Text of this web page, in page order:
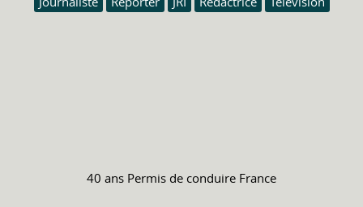
40 ans Permis de conduire France